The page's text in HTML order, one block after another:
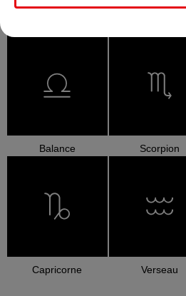
Balance Scorpion
Capricorne Verseau